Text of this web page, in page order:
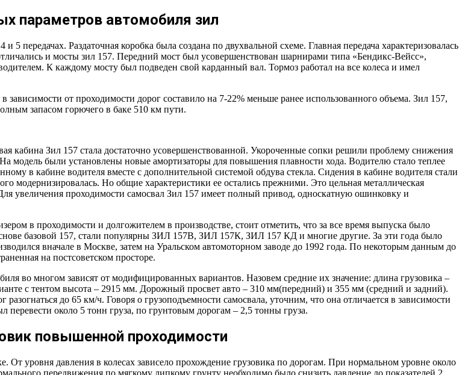
параметров автомобиля зил
передачах. Раздаточная коробка была создана по двухвальной схеме. Главная передача характеризовалась
и мосты зил 157. Передний мост был усовершенствован шарнирами типа «Бендикс-Вейсс»,
К каждому мосту был подведен свой карданный вал. Тормоз работал на все колеса и имел
зависимости от проходимости дорог составило на 7-22% меньше ранее использованного объема. Зил 157,
запасом горючего в баке 510 км пути.
кабина Зил 157 стала достаточно усовершенствованной. Укороченные сопки решили проблему снижения
модель были установлены новые амортизаторы для повышения плавности хода. Водителю стало теплее
в кабине водителя вместе с дополнительной системой обдува стекла. Сидения в кабине водителя стали
модернизировалась. Но общие характеристики ее остались прежними. Это цельная металлическая
увеличения проходимости самосвал Зил 157 имеет полный привод, односкатную ошинковку и
в проходимости и долгожителем в производстве, стоит отметить, что за все время выпуска было
базовой 157, стали популярны ЗИЛ 157В, ЗИЛ 157К, ЗИЛ 157 КД и многие другие. За эти года было
вначале в Москве, затем на Уральском автомоторном заводе до 1992 года. По некоторым данным до
на постсоветском просторе.
во многом зависят от модифицированных вариантов. Назовем средние их значение: длина грузовика –
с тентом высота – 2915 мм. Дорожный просвет авто – 310 мм(передний) и 355 мм (средний и задний).
до 65 км/ч. Говоря о грузоподъемности самосвала, уточним, что она отличается в зависимости
около 5 тонн груза, по грунтовым дорогам – 2,5 тонны груза.
повышенной проходимости
От уровня давления в колесах зависело прохождение грузовика по дорогам. При нормальном уровне около
передвижения по мягкому липкому грунту необходимо было снизить давление до показателей 2